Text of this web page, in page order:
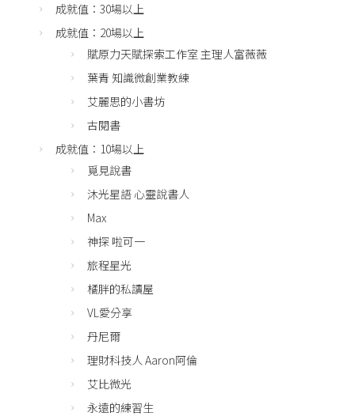
成就值：30場以上
成就值：20場以上
賦原力天賦探索工作室 主理人富薇薇
葉青 知識微創業教練
艾麗思的小書坊
古閱書
成就值：10場以上
覓見說書
沐光星語 心靈說書人
Max
神探 啦可一
旅程星光
橘胖的私讀屋
VL愛分享
丹尼爾
理財科技人 Aaron阿倫
艾比微光
永遠的練習生